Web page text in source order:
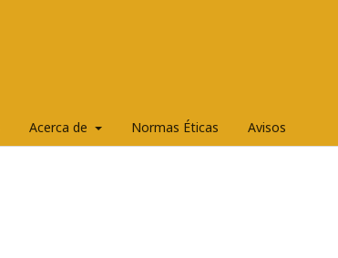
Acerca de Normas Éticas Avisos